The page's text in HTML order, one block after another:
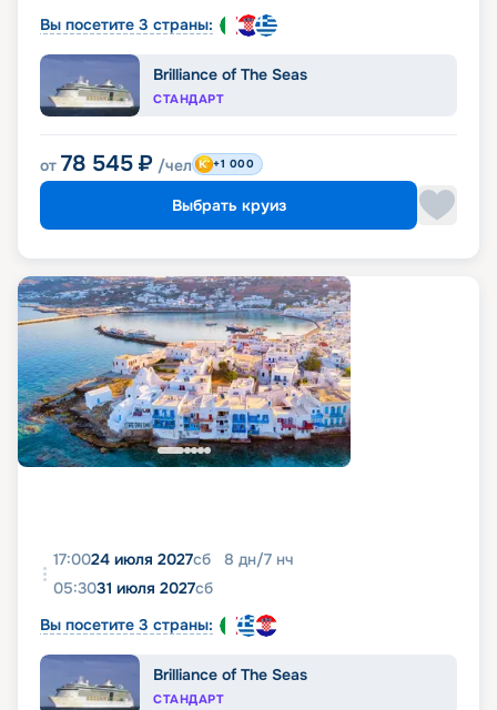
Вы посетите 3 страны:
Brilliance of The Seas
СТАНДАРТ
от 78 545 ₽ /чел +1 000
Выбрать круиз
17:0024 июля 2027сб 8 дн/7 нч
05:3031 июля 2027сб
Вы посетите 3 страны:
Brilliance of The Seas
СТАНДАРТ